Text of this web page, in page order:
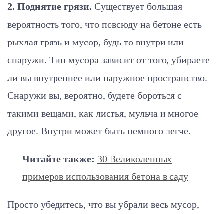
2. Поднятие грязи. Существует большая
вероятность того, что повсюду на бетоне есть
рыхлая грязь и мусор, будь то внутри или
снаружи. Тип мусора зависит от того, убираете
ли вы внутреннее или наружное пространство.
Снаружи вы, вероятно, будете бороться с
такими вещами, как листья, мульча и многое
другое. Внутри может быть немного легче.
Читайте также: 30 Великолепных
примеров использования бетона в саду
Просто убедитесь, что вы убрали весь мусор,